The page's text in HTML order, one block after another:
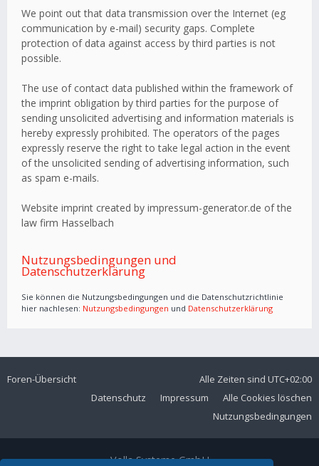
We point out that data transmission over the Internet (eg
communication by e-mail) security gaps. Complete
protection of data against access by third parties is not
possible.
The use of contact data published within the framework of
the imprint obligation by third parties for the purpose of
sending unsolicited advertising and information materials is
hereby expressly prohibited. The operators of the pages
expressly reserve the right to take legal action in the event
of the unsolicited sending of advertising information, such
as spam e-mails.
Website imprint created by impressum-generator.de of the
law firm Hasselbach
Nutzungsbedingungen und
Datenschutzerklärung
Sie können die Nutzungsbedingungen und die Datenschutzrichtlinie
hier nachlesen: Nutzungsbedingungen und Datenschutzerklärung
Foren-Übersicht Alle Zeiten sind UTC+02:00
Alle Cookies löschen
Impressum
Datenschutz
Nutzungsbedingungen
Volla Systeme GmbH